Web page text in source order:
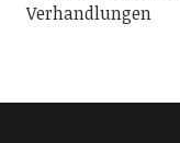
Verhandlungen